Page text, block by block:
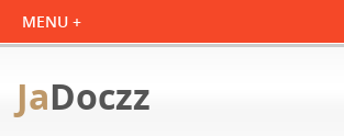
JaDoczz